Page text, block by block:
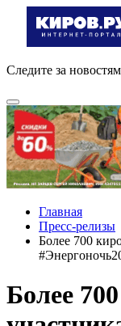
Следите за
Главная
Пресс-релизы
Более 700
Более